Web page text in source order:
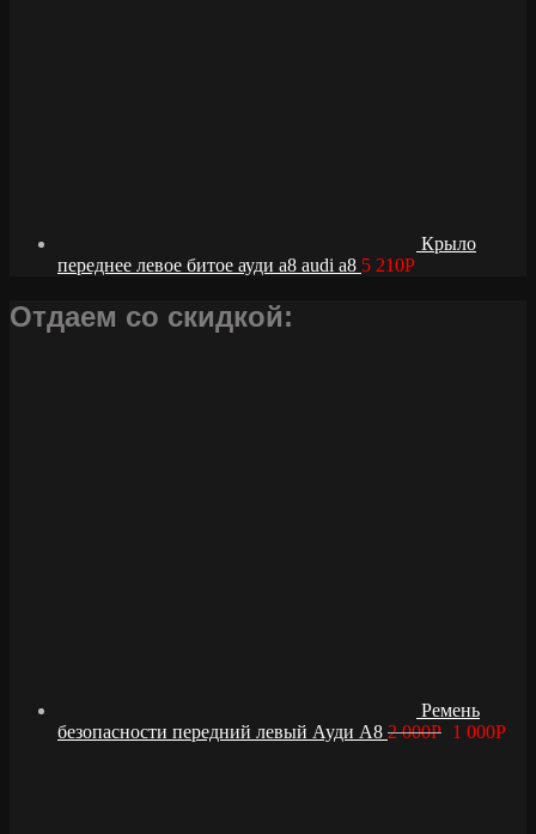
Крыло
переднее левое битое ауди а8 audi a8 5 210Р
Отдаем со скидкой:
Ремень
безопасности передний левый Ауди А8 2 000Р 1 000Р